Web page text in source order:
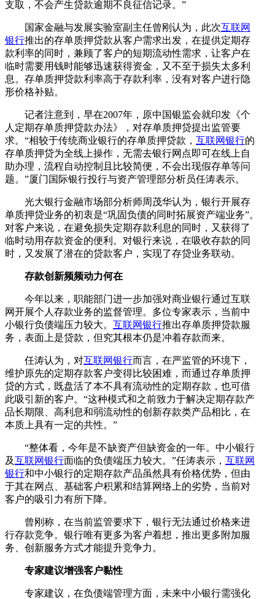
支取，不会产生贷款逾期不良征信记录。”
国家金融与发展实验室副主任曾刚认为，此次互联网
银行推出的存单质押贷款从客户需求出发，在提供定期存
款利率的同时，兼顾了客户的短期流动性需求，让客户在
临时需要用钱时能够迅速获得资金，又不至于损失太多利
息。存单质押贷款利率高于存款利率，没有对客户进行隐
形价格补贴。
记者注意到，早在2007年，原中国银监会就印发《个
人定期存单质押贷款办法》，对存单质押贷提出监管要
求。“相较于传统商业银行的存单质押贷款， 互联网银行的
存单质押贷为全线上操作，无需去银行网点即可在线上自
助办理，流程自动控制且比较简便，不会出现假存单等问
题。”厦门国际银行投行与资产管理部分析员任涛表示。
光大银行金融市场部分析师周茂华认为，银行开展存
单质押贷业务的初衷是“巩固负债的同时拓展资产端业务”。
对客户来说，在避免损失定期存款利息的同时，又获得了
临时动用存款资金的便利。对银行来说，在吸收存款的同
时，又发展了潜在的贷款客户，实现了存贷业务联动。
存款创新频频动力何在
今年以来，职能部门进一步加强对商业银行通过互联
网开展个人存款业务的监督管理。多位专家表示，当前中
小银行负债端压力较大。 互联网银行推出存单质押贷款服
务，表面上是贷款，但究其根本仍是冲着存款而来。
任涛认为，对互联网银行而言，在严监管的环境下，
维护原先的定期存款客户变得比较困难，而通过存单质押
贷的方式，既盘活了本不具有流动性的定期存款，也可借
此吸引新的客户。“这种模式和之前致力于解决定期存款产
品长期限、高利息和弱流动性的创新存款类产品相比，在
本质上具有一定的共性。”
“整体看，今年是不缺资产但缺资金的一年。中小银行
及互联网银行面临的负债端压力较大。”任涛表示， 互联网
银行和中小银行的定期存款产品虽然具有价格优势，但由
于其在网点、基础客户积累和结算网络上的劣势，当前对
客户的吸引力有所下降。
曾刚称，在当前监管要求下，银行无法通过价格来进
行存款竞争。银行唯有更多为客户着想，推出更多附加服
务、创新服务方式才能提升竞争力。
专家建议增强客户黏性
专家建议，在负债端管理方面，未来中小银行需强化